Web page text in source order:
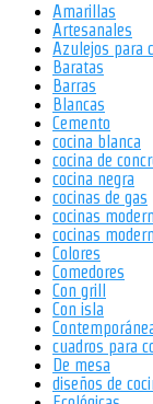
Amarillas
Artesanales
Azulejos para
Baratas
Barras
Blancas
Cemento
cocina blanca
cocina de
cocina negra
cocinas de gas
cocinas
cocinas
Colores
Comedores
Con grill
Con isla
cuadros para
De mesa
diseños de